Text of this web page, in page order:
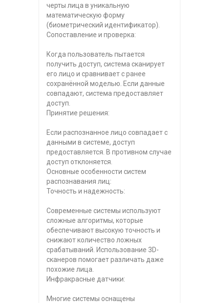
черты лица в уникальную
математическую форму
(биометрический идентификатор).
Сопоставление и проверка:
Когда пользователь пытается
получить доступ, система сканирует
его лицо и сравнивает с ранее
сохранённой моделью. Если данные
совпадают, система предоставляет
доступ.
Принятие решения:
Если распознанное лицо совпадает с
данными в системе, доступ
предоставляется. В противном случае
доступ отклоняется.
Основные особенности систем
распознавания лиц:
Точность и надежность:
Современные системы используют
сложные алгоритмы, которые
обеспечивают высокую точность и
снижают количество ложных
срабатываний. Использование 3D-
сканеров помогает различать даже
похожие лица.
Инфракрасные датчики:
Многие системы оснащены